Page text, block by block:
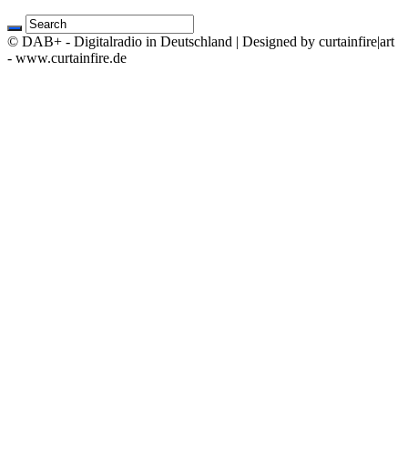
© DAB+ - Digitalradio in Deutschland | Designed by curtainfire|art
- www.curtainfire.de